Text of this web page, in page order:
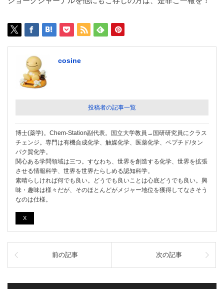
cosine
投稿者の記事一覧
博士(薬学)。Chem-Station副代表。国立大学教員→国研研究員にクラス
チェンジ。専門は有機合成化学、触媒化学、医薬化学、ペプチド/タン
パク質化学。
関心ある学問領域は三つ。すなわち、世界を創造する化学、世界を拡張
させる情報科学、世界を世界たらしめる認知科学。
素晴らしければ何でも良い。どうでも良いことは心底どうでも良い。興
味・趣味は様々だが、そのほとんどがメジャー地位を獲得してなさそう
なのは仕様。
X
前の記事 次の記事